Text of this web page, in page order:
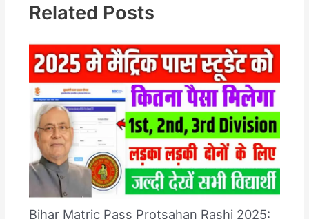
Related Posts
Bihar Matric Pass Protsahan Rashi 2025: